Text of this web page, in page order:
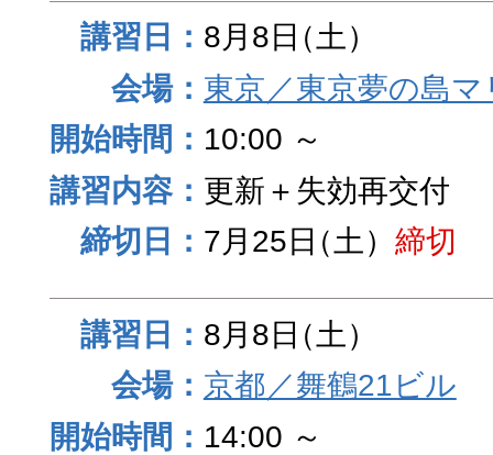
8月8日（土）
東京／東京夢の島マ
10:00 ～
更新＋失効再交付
7月25日（土） 締切
8月8日（土）
京都／舞鶴21ビル
14:00 ～